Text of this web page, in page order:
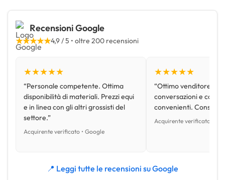
Recensioni Google
★★★★★4,9 / 5 • oltre 200 recensioni
★★★★★
“Personale competente. Ottima
disponibilità di materiali. Prezzi equi
e in linea con gli altri grossisti del
settore.”
Acquirente verificato • Google
★★★★★
“Ottimo venditore,
conversazioni e con
convenienti.
Acquirente verificato •
📍 Leggi tutte le recensioni su Google